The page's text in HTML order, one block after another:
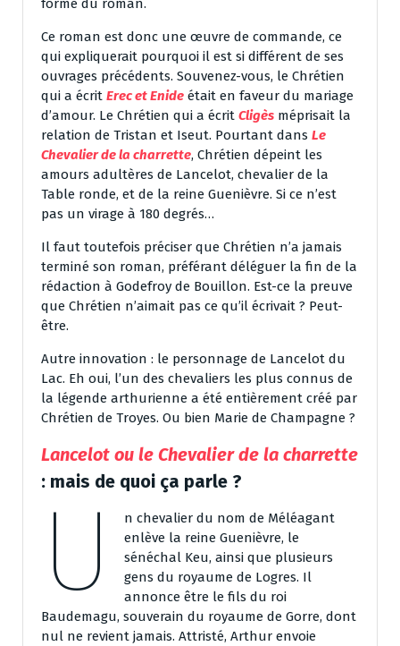
forme du roman.
Ce roman est donc une œuvre de commande, ce
qui expliquerait pourquoi il est si différent de ses
ouvrages précédents. Souvenez-vous, le Chrétien
qui a écrit Erec et Enide était en faveur du mariage
d’amour. Le Chrétien qui a écrit Cligès méprisait la
relation de Tristan et Iseut. Pourtant dans Le
Chevalier de la charrette, Chrétien dépeint les
amours adultères de Lancelot, chevalier de la
Table ronde, et de la reine Guenièvre. Si ce n’est
pas un virage à 180 degrés…
Il faut toutefois préciser que Chrétien n’a jamais
terminé son roman, préférant déléguer la fin de la
rédaction à Godefroy de Bouillon. Est-ce la preuve
que Chrétien n’aimait pas ce qu’il écrivait ? Peut-
être.
Autre innovation : le personnage de Lancelot du
Lac. Eh oui, l’un des chevaliers les plus connus de
la légende arthurienne a été entièrement créé par
Chrétien de Troyes. Ou bien Marie de Champagne ?
Lancelot ou le Chevalier de la charrette
: mais de quoi ça parle ?
U
n chevalier du nom de Méléagant
enlève la reine Guenièvre, le
sénéchal Keu, ainsi que plusieurs
gens du royaume de Logres. Il
annonce être le fils du roi
Baudemagu, souverain du royaume de Gorre, dont
nul ne revient jamais. Attristé, Arthur envoie